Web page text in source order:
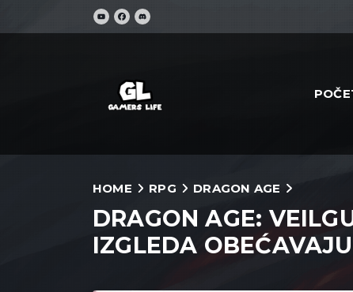
HOME RPG DRAGON AGE
DRAGON AGE:
IZGLEDA